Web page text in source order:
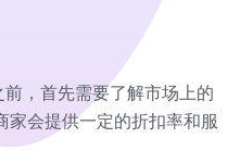
，首先需要了解市场上的
家会提供一定的折扣率和服